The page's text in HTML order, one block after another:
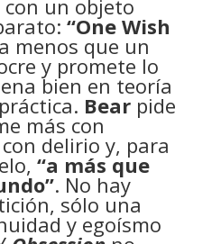
un objeto
“One Wish
menos que un
y promete lo
bien en teoría
Bearpide
más con
delirio y, para
“a más que
. No hay
sólo una
y egoísmo